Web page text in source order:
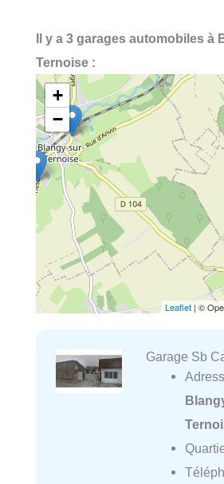
Il y a 3 garages automobiles à
Ternoise :
+
−
Leaflet | ©
Garage Sb